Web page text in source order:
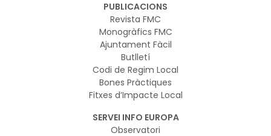
PUBLICACIONS
Revista FMC
Monogràfics FMC
Ajuntament Fàcil
Butlletí
Codi de Regim Local
Bones Pràctiques
Fitxes d’Impacte Local
SERVEI INFO EUROPA
Observatori